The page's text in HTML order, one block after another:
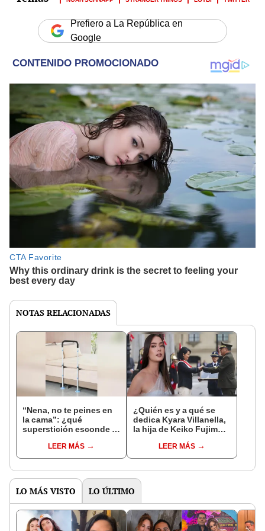
Prefiero a La República en
Google
NOTAS RELACIONADAS
“Nena, no te peines en
la cama”: ¿qué
superstición esconde la
Enanitos Verdes?
LEER MÁS
¿Quién es y a qué se
dedica Kyara Villanella,
la hija de Keiko Fujimori
nivel nacional?
LEER MÁS
LO MÁS VISTO LO ÚLTIMO